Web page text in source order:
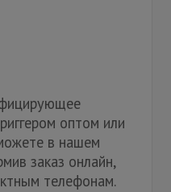
оптом или
в нашем
заказ онлайн,
телефонам.